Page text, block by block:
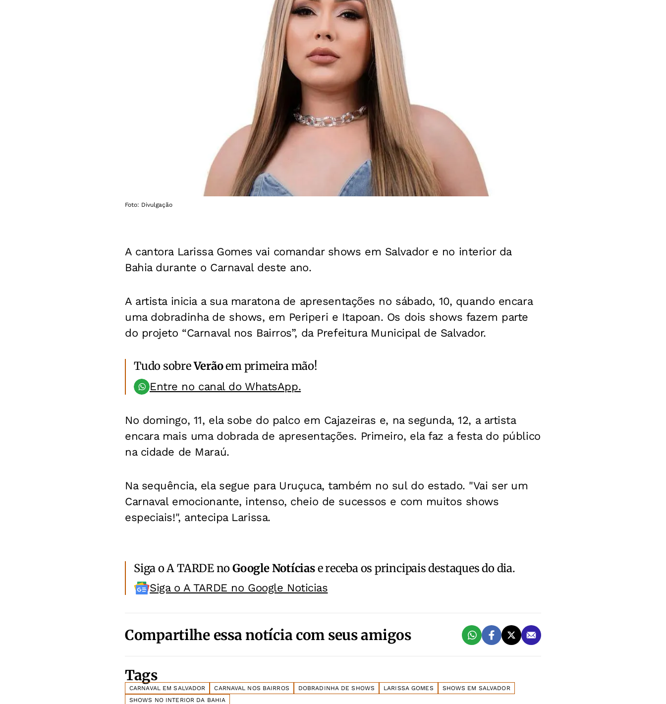
Foto: Divulgação
A cantora Larissa Gomes vai comandar shows em Salvador e no interior da
Bahia durante o Carnaval deste ano.
A artista inicia a sua maratona de apresentações no sábado, 10, quando encara
uma dobradinha de shows, em Periperi e Itapoan. Os dois shows fazem parte
do projeto “Carnaval nos Bairros”, da Prefeitura Municipal de Salvador.
Tudo sobreVerãoem primeira mão!
Entre no canal do WhatsApp.
No domingo, 11, ela sobe do palco em Cajazeiras e, na segunda, 12, a artista
encara mais uma dobrada de apresentações. Primeiro, ela faz a festa do público
na cidade de Maraú.
Na sequência, ela segue para Uruçuca, também no sul do estado. "Vai ser um
Carnaval emocionante, intenso, cheio de sucessos e com muitos shows
especiais!", antecipa Larissa.
Siga o A TARDE noGoogle Notíciase receba os principais destaques do dia.
Siga o A TARDE no Google Noticias
Compartilhe essa notícia com seus amigos
Tags
CARNAVAL EM SALVADOR CARNAVAL NOS BAIRROS DOBRADINHA DE SHOWS LARISSA GOMES
SHOWS EM SALVADOR
SHOWS NO INTERIOR DA BAHIA